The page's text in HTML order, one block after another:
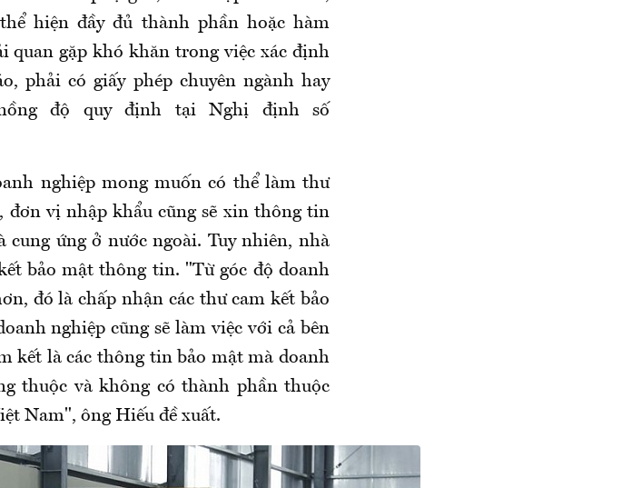
hiện đầy đủ thành phần hoặc hàm
quan gặp khó khăn trong việc xác định
phải có giấy phép chuyên ngành hay
độ quy định tại Nghị định số
nghiệp mong muốn có thể làm thư
vị nhập khẩu cũng sẽ xin thông tin
ứng ở nước ngoài. Tuy nhiên, nhà
bảo mật thông tin. "Từ góc độ doanh
đó là chấp nhận các thư cam kết bảo
nghiệp cũng sẽ làm việc với cả bên
kết là các thông tin bảo mật mà doanh
thuộc và không có thành phần thuộc
Nam", ông Hiếu đề xuất.